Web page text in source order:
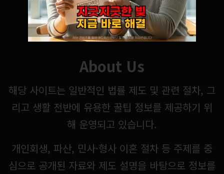
About Us
해당 사이트는 일반적인 법률 제도 및 관련 절차, 그
리고 생활 전반에 유용한 꿀팁 정보를 제공하기 위
해 운영되고 있습니다.
개인회생, 파산, 민사·형사 이혼 절차 등 주제를 중
심으로 공개된 자료와 제도 설명을 바탕으로 정보를